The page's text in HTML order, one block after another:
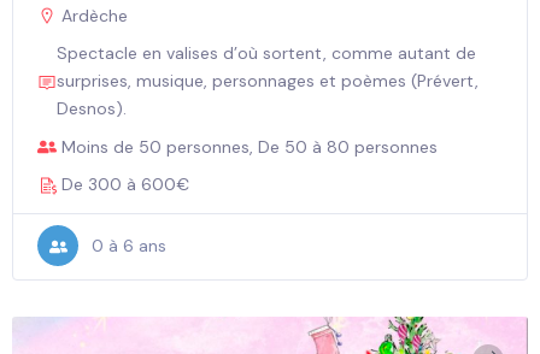
Ardèche
Spectacle en valises d’où sortent, comme autant de
surprises, musique, personnages et poèmes (Prévert,
Desnos).
Moins de 50 personnes, De 50 à 80 personnes
De 300 à 600€
0 à 6 ans